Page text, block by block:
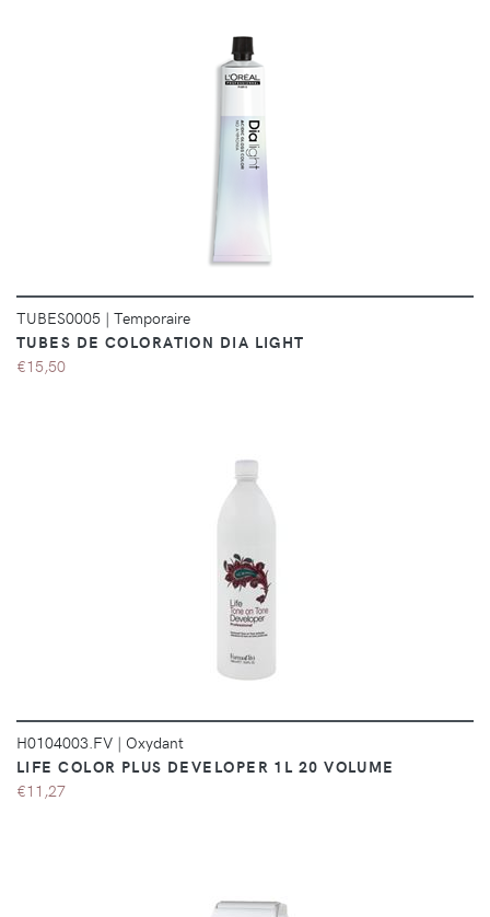
DÉTAILS
TUBES0005 | Temporaire
TUBES DE COLORATION DIA LIGHT
€15,50
DÉTAILS
H0104003.FV | Oxydant
LIFE COLOR PLUS DEVELOPER 1L 20 VOLUME
€11,27